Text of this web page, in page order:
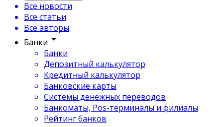
Все новости
Все статьи
Все авторы
Банки
Банки
Депозитный калькулятор
Кредитный калькулятор
Банковские карты
Системы денежных переводов
Банкоматы, Pos-терминалы и филиалы
Рейтинг банков